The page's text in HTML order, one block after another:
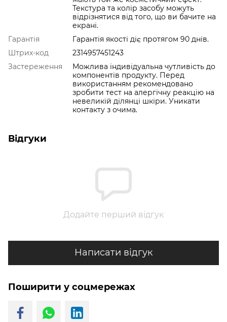
Текстура та колір засобу можуть
відрізнятися від того, що ви бачите на
екрані.
Гарантія
Гарантія якості діє протягом 90 днів.
Штрих-код
2314957451243
Застереження
Можлива індивідуальна чутливість до
компонентів продукту. Перед
використанням рекомендовано
зробити тест на алергічну реакцію на
невеликій ділянці шкіри. Уникати
контакту з очима.
Відгуки
Додайте перший відгук
Написати відгук
Поширити у соцмережах